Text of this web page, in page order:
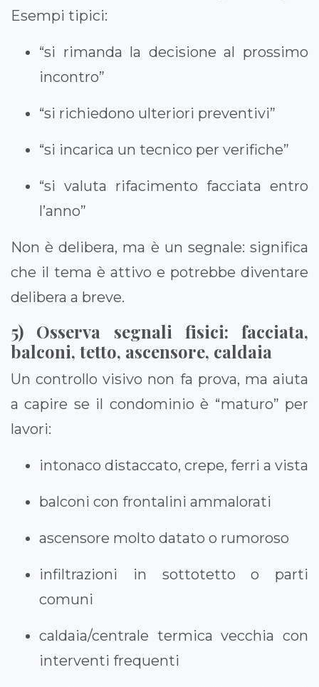
Esempi tipici:
“si rimanda la decisione al prossimo
incontro”
“si richiedono ulteriori preventivi”
“si incarica un tecnico per verifiche”
“si valuta rifacimento facciata entro
l’anno”
Non è delibera, ma è un segnale: significa
che il tema è attivo e potrebbe diventare
delibera a breve.
5) Osserva segnali fisici: facciata,
balconi, tetto, ascensore, caldaia
Un controllo visivo non fa prova, ma aiuta
a capire se il condominio è “maturo” per
lavori:
intonaco distaccato, crepe, ferri a vista
balconi con frontalini ammalorati
ascensore molto datato o rumoroso
infiltrazioni in sottotetto o parti
comuni
caldaia/centrale termica vecchia con
interventi frequenti